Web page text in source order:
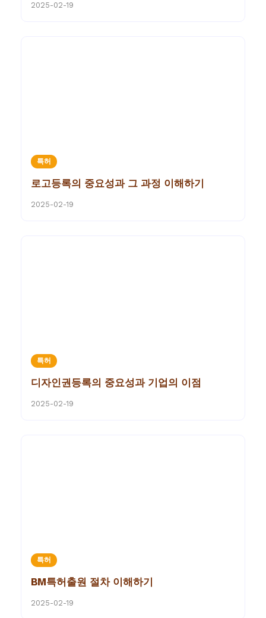
2025-02-19
특허
로고등록의 중요성과 그 과정 이해하기
2025-02-19
특허
디자인권등록의 중요성과 기업의 이점
2025-02-19
특허
BM특허출원 절차 이해하기
2025-02-19